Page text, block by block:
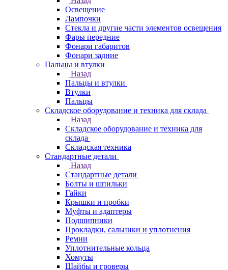
Освещение
Лампочки
Стекла и другие части элементов освещения
Фары передние
Фонари габаритов
Фонари задние
Пальцы и втулки
Назад
Пальцы и втулки
Втулки
Пальцы
Складское оборудование и техника для склада
Назад
Складское оборудование и техника для
склада
Складская техника
Стандартные детали
Назад
Стандартные детали
Болты и шпильки
Гайки
Крышки и пробки
Муфты и адаптеры
Подшипники
Прокладки, сальники и уплотнения
Ремни
Уплотнительные кольца
Хомуты
Шайбы и гроверы